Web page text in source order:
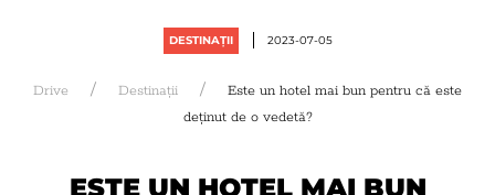
DESTINAȚII 2023-07-05
Drive Destinații
Este un hotel mai bun pentru că este
deținut de o vedetă?
ESTE UN HOTEL MAI BUN